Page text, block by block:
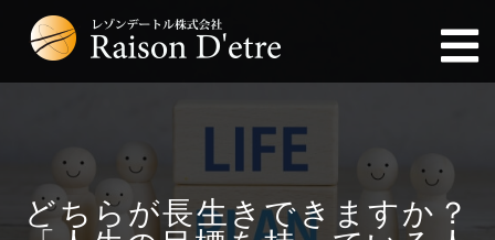
どちらが長生きできますか？